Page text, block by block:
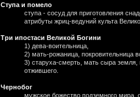
Ступа и помело
ступа - сосуд для приготовления
атрибуты жриц-ведуний культа
Три ипостаси Великой Богини
1) дева-воительница,
2) мать-рожаница, покровительница
3) старуха-смерть, мать сыра
отжившего.
Чернобог
мужское божество подземного мира,